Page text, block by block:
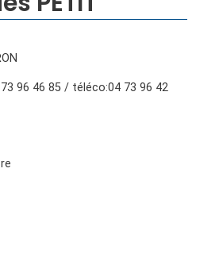
96 46 85 / téléco:04 73 96 42